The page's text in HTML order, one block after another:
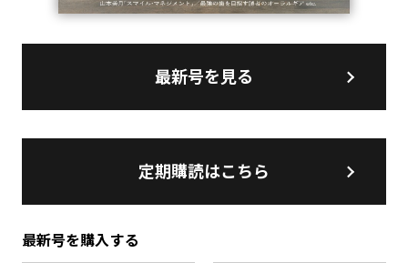
最新号を見る
定期購読はこちら
最新号を購入する